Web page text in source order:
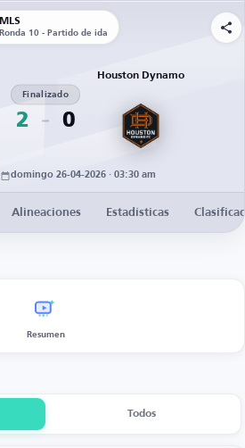
MLS
Ronda 10 - Partido de ida
2
Finalizado
0
Houston Dynamo
domingo 26-04-2026 · 03:30 am
Alineaciones Estadísticas
Resumen
Todos